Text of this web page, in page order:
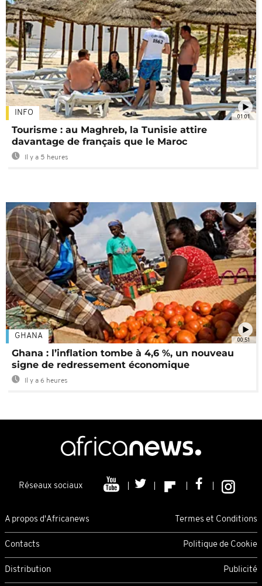
01:01
INFO
Tourisme : au Maghreb, la Tunisie attire
davantage de français que le Maroc
Il y a 5 heures
00:51
GHANA
Ghana : l’inflation tombe à 4,6 %, un nouveau
signe de redressement économique
Il y a 6 heures
Réseaux sociaux
A propos d'Africanews Termes et Conditions
Contacts Politique de Cookie
Distribution Publicité